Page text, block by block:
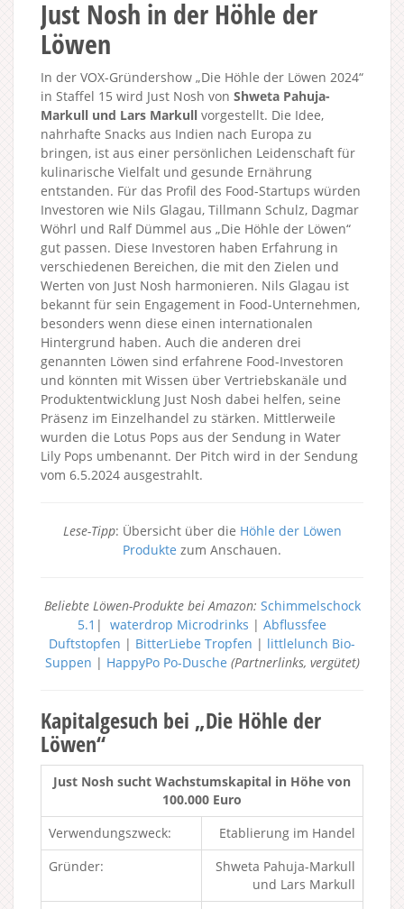
Just Nosh in der Höhle der
Löwen
In der VOX-Gründershow „Die Höhle der Löwen 2024“
in Staffel 15 wird Just Nosh von Shweta Pahuja-
Markull und Lars Markull vorgestellt. Die Idee,
nahrhafte Snacks aus Indien nach Europa zu
bringen, ist aus einer persönlichen Leidenschaft für
kulinarische Vielfalt und gesunde Ernährung
entstanden. Für das Profil des Food-Startups würden
Investoren wie Nils Glagau, Tillmann Schulz, Dagmar
Wöhrl und Ralf Dümmel aus „Die Höhle der Löwen“
gut passen. Diese Investoren haben Erfahrung in
verschiedenen Bereichen, die mit den Zielen und
Werten von Just Nosh harmonieren. Nils Glagau ist
bekannt für sein Engagement in Food-Unternehmen,
besonders wenn diese einen internationalen
Hintergrund haben. Auch die anderen drei
genannten Löwen sind erfahrene Food-Investoren
und könnten mit Wissen über Vertriebskanäle und
Produktentwicklung Just Nosh dabei helfen, seine
Präsenz im Einzelhandel zu stärken. Mittlerweile
wurden die Lotus Pops aus der Sendung in Water
Lily Pops umbenannt. Der Pitch wird in der Sendung
vom 6.5.2024 ausgestrahlt.
Lese-Tipp: Übersicht über die Höhle der Löwen
Produkte zum Anschauen.
Beliebte Löwen-Produkte bei Amazon: Schimmelschock
5.1 | waterdrop Microdrinks | Abflussfee
Duftstopfen | BitterLiebe Tropfen | littlelunch Bio-
Suppen | HappyPo Po-Dusche (Partnerlinks, vergütet)
Kapitalgesuch bei „Die Höhle der
Löwen“
Just Nosh sucht Wachstumskapital in Höhe von
100.000 Euro
Verwendungszweck:
Etablierung im Handel
Gründer:
Shweta Pahuja-Markull
und Lars Markull